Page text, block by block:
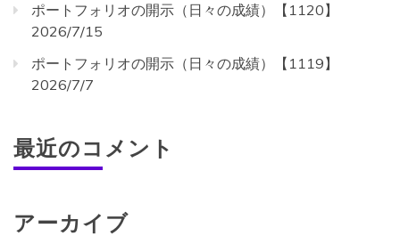
ポートフォリオの開示（日々の成績）【1120】
2026/7/15
ポートフォリオの開示（日々の成績）【1119】
2026/7/7
最近のコメント
アーカイブ